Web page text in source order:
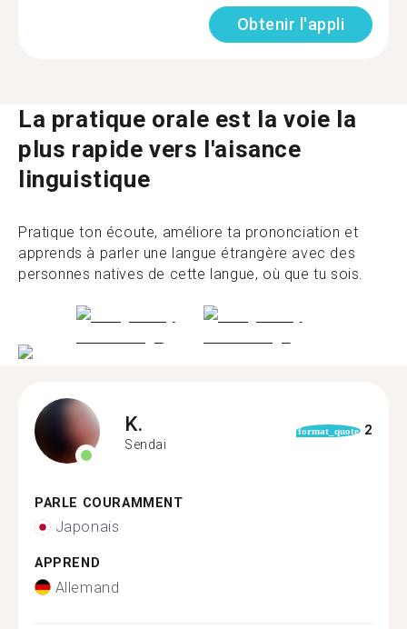
Obtenir l'appli
La pratique orale est la voie la
plus rapide vers l'aisance
linguistique
Pratique ton écoute, améliore ta prononciation et
apprends à parler une langue étrangère avec des
personnes natives de cette langue, où que tu sois.
K.
Sendai
format_quote 2
PARLE COURAMMENT
Japonais
APPREND
Allemand